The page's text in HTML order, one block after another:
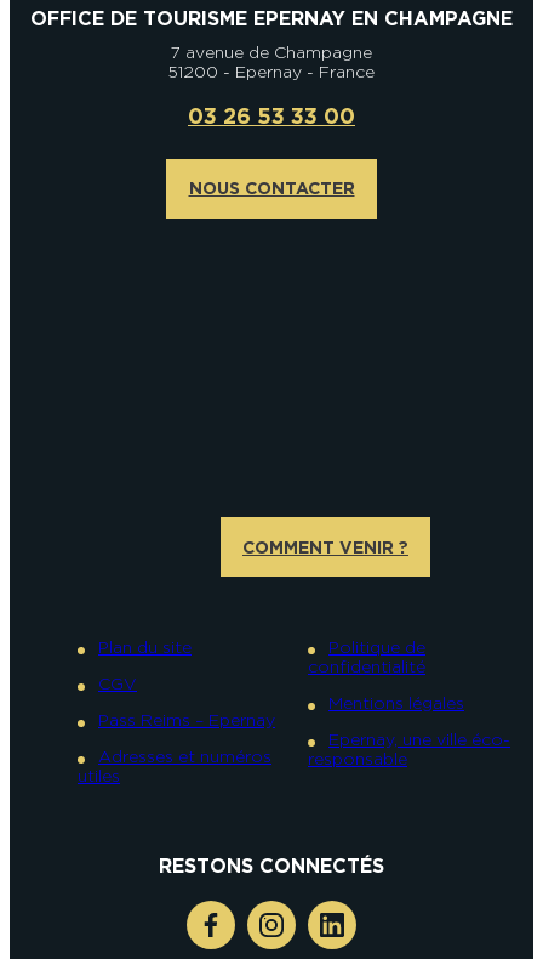
OFFICE DE TOURISME EPERNAY EN CHAMPAGNE
7 avenue de Champagne
51200 - Epernay - France
03 26 53 33 00
NOUS CONTACTER
COMMENT VENIR ?
Plan du site
CGV
Pass Reims – Epernay
Adresses et numéros
utiles
Politique de
confidentialité
Mentions légales
Epernay, une ville éco-
responsable
RESTONS CONNECTÉS